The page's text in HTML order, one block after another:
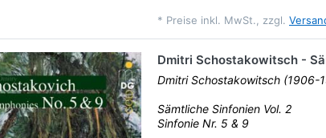
* Preise inkl. MwSt., zzgl.
Dmitri Schostakowitsch -
Dmitri Schostakowitsch (1906-
Sämtliche Sinfonien Vol. 2
Sinfonie Nr. 5 & 9